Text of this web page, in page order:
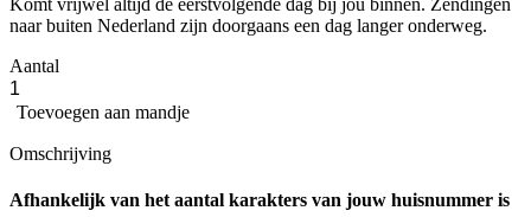
naar buiten Nederland zijn doorgaans een dag langer onderweg.
Aantal
Toevoegen aan mandje
Omschrijving
Afhankelijk van het aantal karakters van jouw huisnummer is